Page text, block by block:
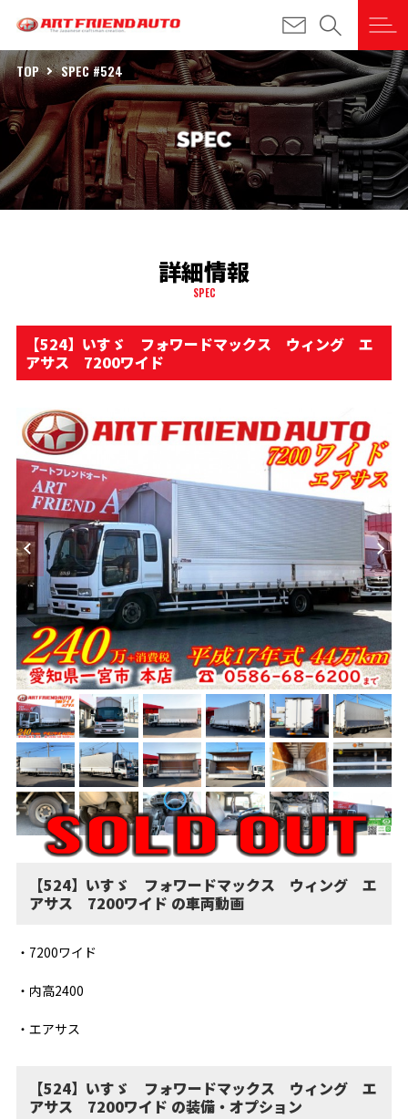
TOP SPEC #524
詳細情報
SPEC
【524】いすゞ フォワードマックス ウィング エ
アサス 7200ワイド
【524】いすゞ フォワードマックス ウィング エ
アサス 7200ワイド の車両動画
・7200ワイド
・内高2400
・エアサス
【524】いすゞ フォワードマックス ウィング エ
アサス 7200ワイド の装備・オプション